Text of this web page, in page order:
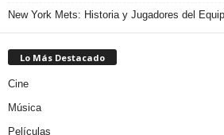
New York Mets: Historia y Jugadores del
Lo Más Destacado
Cine
Música
Películas